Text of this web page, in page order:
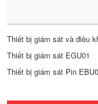
Thiết bị giám sát và điều
Thiết bị giám sát EGU01
Thiết bị giám sát Pin